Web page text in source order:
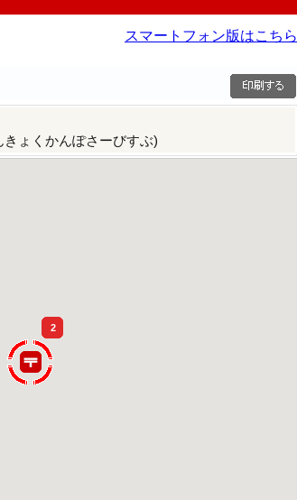
スマートフォン版はこちら
ょくかんぽさーびすぶ)
2